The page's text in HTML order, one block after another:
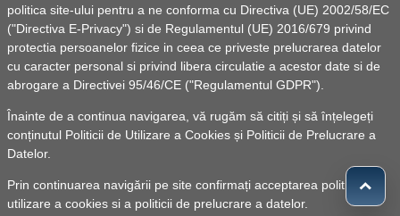
politica site-ului pentru a ne conforma cu Directiva (UE) 2002/58/EC
("Directiva E-Privacy") si de Regulamentul (UE) 2016/679 privind
protectia persoanelor fizice in ceea ce priveste prelucrarea datelor
cu caracter personal si privind libera circulatie a acestor date si de
abrogare a Directivei 95/46/CE ("Regulamentul GDPR").
Înainte de a continua navigarea, vă rugăm să citiți și să înțelegeți
conținutul Politicii de Utilizare a Cookies și Politicii de Prelucrare a
Datelor.
Prin continuarea navigării pe site confirmați acceptarea politicii de
utilizare a cookies si a politicii de prelucrare a datelor.
Informare publică - Legea nr. 544/2001